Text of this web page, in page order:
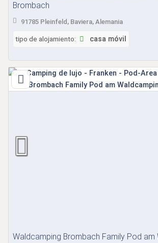
Brombach
91785 Pleinfeld, Baviera, Alemania
tipo de alojamiento: casa móvil
Waldcamping Brombach Family Pod am